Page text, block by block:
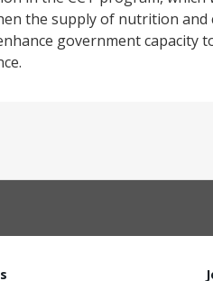
the supply of nutrition
government